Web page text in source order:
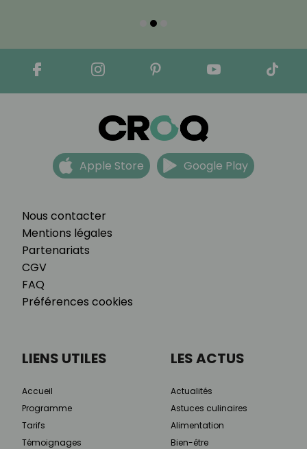
Nous contacter
Mentions légales
Partenariats
CGV
FAQ
Préférences cookies
Apple Store Google Play
LIENS UTILES
Accueil
Programme
Tarifs
Témoignages
LES ACTUS
Actualités
Astuces culinaires
Alimentation
Bien-être